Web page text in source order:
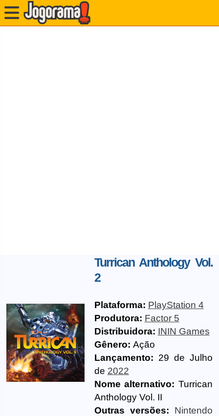
Turrican Anthology Vol.
2
Plataforma: PlayStation 4
Produtora: Factor 5
Distribuidora: ININ Games
Gênero: Ação
Lançamento: 29 de Julho
de 2022
Nome alternativo: Turrican
Anthology Vol. II
Outras versões:
Nintendo